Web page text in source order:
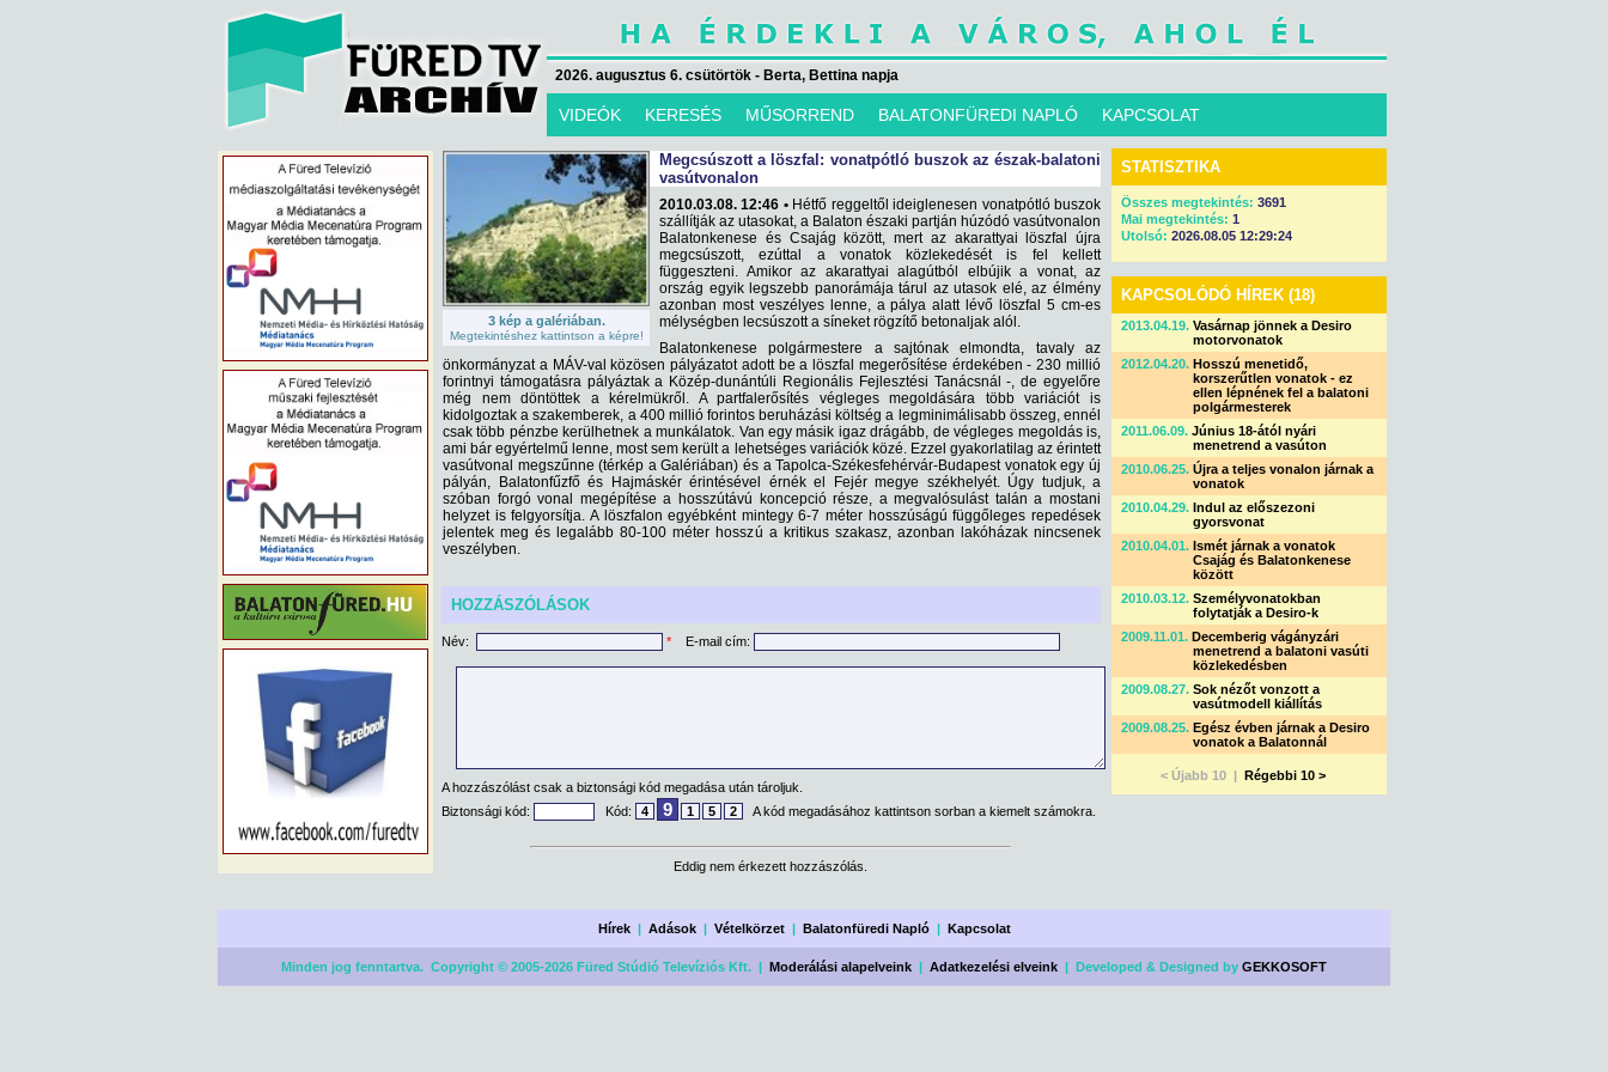
2026. augusztus 6. csütörtök - Berta, Bettina napja
VIDEÓK KERESÉS MŰSORREND BALATONFÜREDI NAPLÓ KAPCSOLAT
3 kép a galériában.
Megtekintéshez kattintson a képre!
Megcsúszott a löszfal: vonatpótló buszok az észak-balatoni
vasútvonalon
2010.03.08. 12:46 •Hétfő reggeltől ideiglenesen vonatpótló buszok
szállítják az utasokat, a Balaton északi partján húzódó vasútvonalon
Balatonkenese és Csajág között, mert az akarattyai löszfal újra
megcsúszott, ezúttal a vonatok közlekedését is fel kellett
függeszteni. Amikor az akarattyai alagútból elbújik a vonat, az
ország egyik legszebb panorámája tárul az utasok elé, az élmény
azonban most veszélyes lenne, a pálya alatt lévő löszfal 5 cm-es
mélységben lecsúszott a síneket rögzítő betonaljak alól.
Balatonkenese polgármestere a sajtónak elmondta, tavaly az
önkormányzat a MÁV-val közösen pályázatot adott be a löszfal megerősítése érdekében - 230 millió
forintnyi támogatásra pályáztak a Közép-dunántúli Regionális Fejlesztési Tanácsnál -, de egyelőre
még nem döntöttek a kérelmükről. A partfalerősítés végleges megoldására több variációt is
kidolgoztak a szakemberek, a 400 millió forintos beruházási költség a legminimálisabb összeg, ennél
csak több pénzbe kerülhetnek a munkálatok. Van egy másik igaz drágább, de végleges megoldás is,
ami bár egyértelmű lenne, most sem került a lehetséges variációk közé. Ezzel gyakorlatilag az érintett
vasútvonal megszűnne (térkép a Galériában) és a Tapolca-Székesfehérvár-Budapest vonatok egy új
pályán, Balatonfűzfő és Hajmáskér érintésével érnék el Fejér megye székhelyét. Úgy tudjuk, a
szóban forgó vonal megépítése a hosszútávú koncepció része, a megvalósulást talán a mostani
helyzet is felgyorsítja. A löszfalon egyébként mintegy 6-7 méter hosszúságú függőleges repedések
jelentek meg és legalább 80-100 méter hosszú a kritikus szakasz, azonban lakóházak nincsenek
veszélyben.
HOZZÁSZÓLÁSOK
Név: * E-mail cím:
A hozzászólást csak a biztonsági kód megadása után tároljuk.
Biztonsági kód:
Kód: 4 9 1 5 2 A kód megadásához kattintson sorban a kiemelt számokra.
Eddig nem érkezett hozzászólás.
STATISZTIKA
Összes megtekintés: 3691
Mai megtekintés: 1
Utolsó: 2026.08.05 12:29:24
KAPCSOLÓDÓ HÍREK (18)
2013.04.19. Vasárnap jönnek a Desiro
motorvonatok
2012.04.20. Hosszú menetidő,
korszerűtlen vonatok - ez
ellen lépnének fel a balatoni
polgármesterek
2011.06.09. Június 18-ától nyári
menetrend a vasúton
2010.06.25. Újra a teljes vonalon járnak a
vonatok
2010.04.29. Indul az előszezoni
gyorsvonat
2010.04.01. Ismét járnak a vonatok
Csajág és Balatonkenese
között
2010.03.12. Személyvonatokban
folytatják a Desiro-k
2009.11.01. Decemberig vágányzári
menetrend a balatoni vasúti
közlekedésben
2009.08.27. Sok nézőt vonzott a
vasútmodell kiállítás
2009.08.25. Egész évben járnak a Desiro
vonatok a Balatonnál
< Újabb 10 | Régebbi 10 >
Hírek| Adások| Vételkörzet| Balatonfüredi Napló| Kapcsolat
Minden jog fenntartva. Copyright © 2005-2026 Füred Stúdió Televíziós Kft. | Moderálási alapelveink | Adatkezelési elveink | Developed & Designed by GEKKOSOFT